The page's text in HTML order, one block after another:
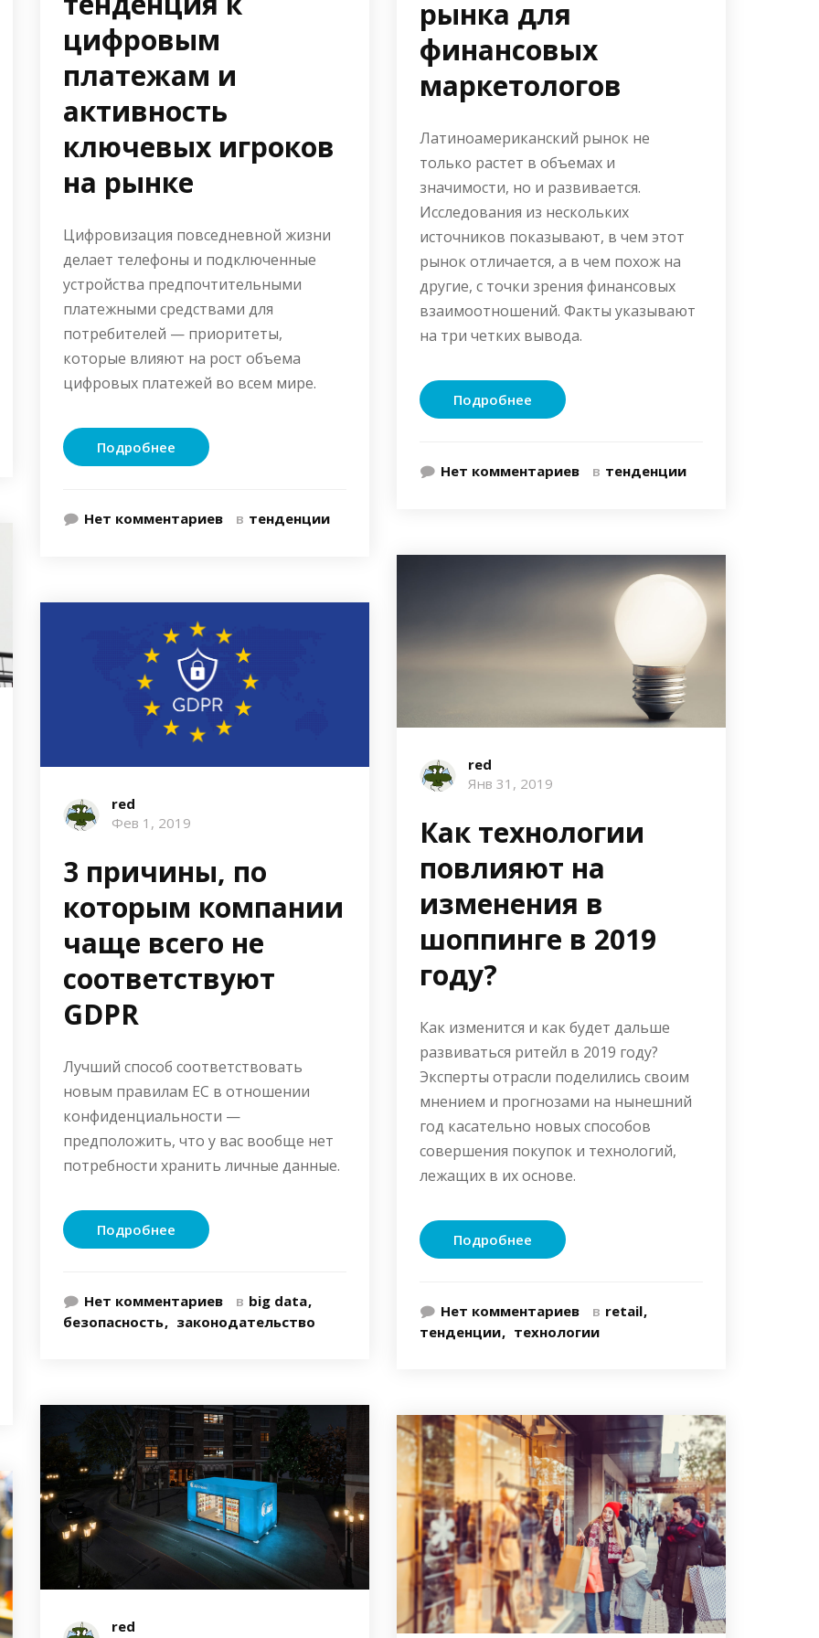
цифровым
платежам и
активность
ключевых игроков
на рынке
Цифровизация повседневной жизни
делает телефоны и подключенные
устройства предпочтительными
платежными средствами для
потребителей — приоритеты,
которые влияют на рост объема
цифровых платежей во всем мире.
Подробнее
Нет комментариев в тенденции
red
Фев 1, 2019
3 причины, по
которым компании
чаще всего не
соответствуют
GDPR
Лучший способ соответствовать
новым правилам ЕС в отношении
конфиденциальности —
предположить, что у вас вообще нет
потребности хранить личные данные.
Подробнее
Нет комментариев в big data
безопасность
законодательство
red
рынка для
финансовых
маркетологов
Латиноамериканский рынок не
только растет в объемах и
значимости, но и развивается.
Исследования из нескольких
источников показывают, в чем этот
рынок отличается, а в чем похож на
другие, с точки зрения финансовых
взаимоотношений. Факты указывают
на три четких вывода.
Подробнее
Нет комментариев в тенденции
red
Янв 31, 2019
Как технологии
повлияют на
изменения в
шоппинге в 2019
году?
Как изменится и как будет дальше
развиваться ритейл в 2019 году?
Эксперты отрасли поделились своим
мнением и прогнозами на нынешний
год касательно новых способов
совершения покупок и технологий,
лежащих в их основе.
Подробнее
Нет комментариев в retail
тенденции
технологии